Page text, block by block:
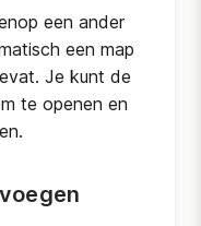
een ander
een map
Je kunt de
te openen en